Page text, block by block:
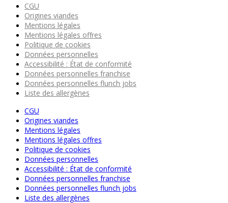
CGU
Origines viandes
Mentions légales
Mentions légales offres
Politique de cookies
Données personnelles
Accessibilité : État de conformité
Données personnelles franchise
Données personnelles flunch jobs
Liste des allergènes
CGU
Origines viandes
Mentions légales
Mentions légales offres
Politique de cookies
Données personnelles
Accessibilité : État de conformité
Données personnelles franchise
Données personnelles flunch jobs
Liste des allergènes